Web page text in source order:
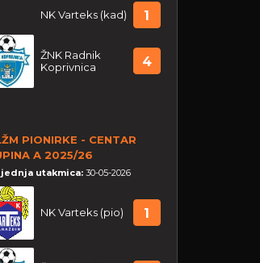
NK Varteks (kad) 1
ŽNK Radnik
Koprivnica
4
PIONIRKE - CENTAR
A 2025/26
utakmica: 30-05-2026
NK Varteks (pio) 1